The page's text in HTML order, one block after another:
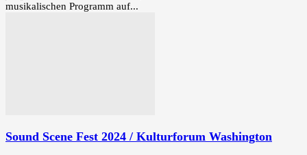
musikalischen Programm auf...
Sound Scene Fest 2024 / Kulturforum Washington